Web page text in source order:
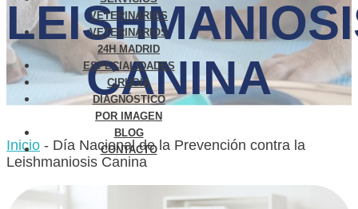
VETERINARIOS
VETERINARIOS
24H MADRID
ESPECIALIDADES
CIRUGÍA
DIAGNÓSTICO
POR IMAGEN
BLOG
CONTACTO
CANINA
Inicio - Día Nacional de la Prevención contra la
Leishmaniosis Canina